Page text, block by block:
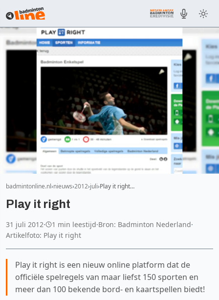
badmintonline.nl nieuws 2012 juli Play it right…
Play it right
31 juli 2012· 1 min leestijd·Bron: Badminton Nederland·
Artikelfoto: Play it right
Play it right is een nieuw online platform dat de
officiële spelregels van maar liefst 150 sporten en
meer dan 100 bekende bord- en kaartspellen biedt!